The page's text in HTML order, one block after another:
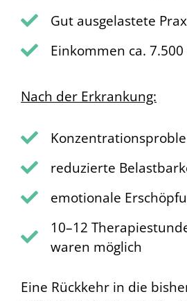
Gut ausgelastete
Einkommen ca.
Nach der Erkrankung:
reduzierte
emotionale
10–12
waren möglich
Eine Rückkehr in die